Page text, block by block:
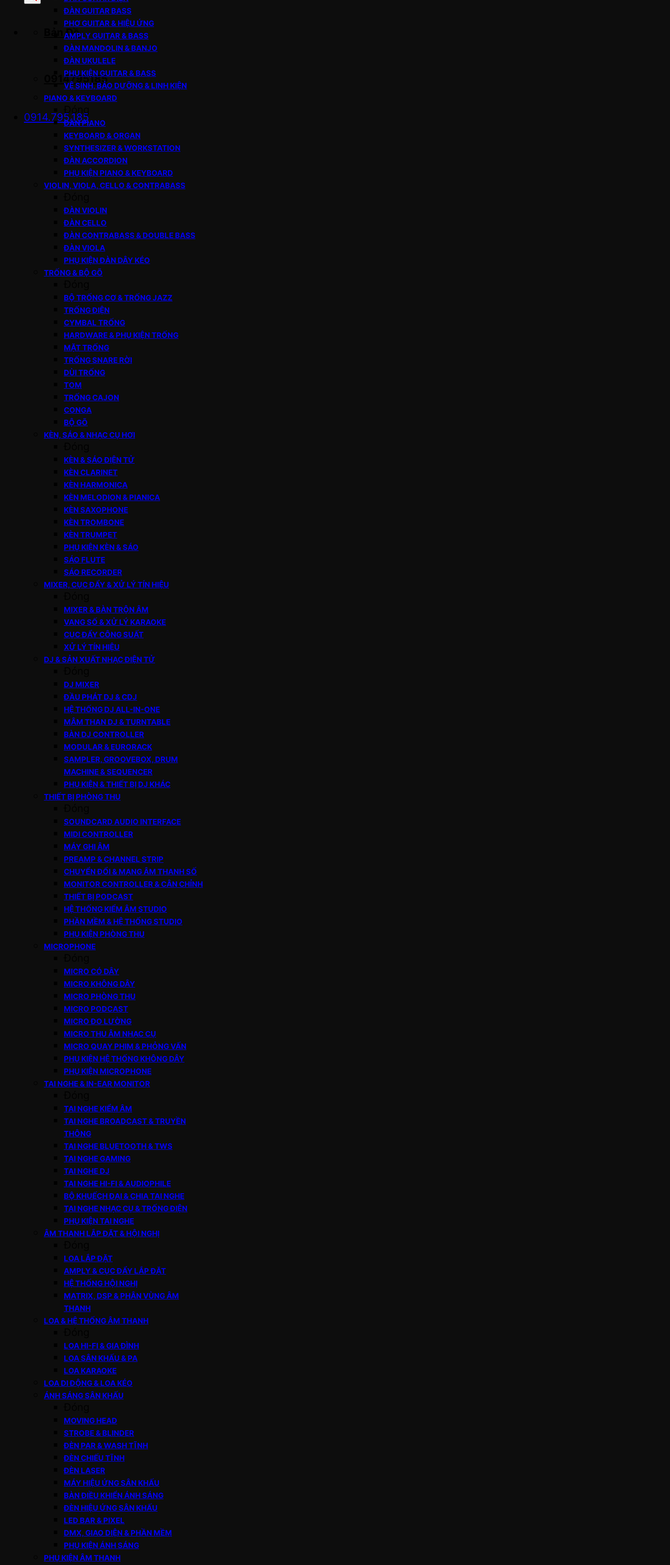
Bản Đồ
0914795185
0914.795.185
ĐÀN GUITAR BASS
PHƠ GUITAR & HIỆU ỨNG
AMPLY GUITAR & BASS
ĐÀN MANDOLIN & BANJO
ĐÀN UKULELE
PHỤ KIỆN GUITAR & BASS
VỆ SINH, BẢO DƯỠNG & LINH KIỆN
PIANO & KEYBOARD
ĐÀN PIANO
KEYBOARD & ORGAN
SYNTHESIZER & WORKSTATION
ĐÀN ACCORDION
PHỤ KIỆN PIANO & KEYBOARD
VIOLIN, VIOLA, CELLO & CONTRABASS
ĐÀN VIOLIN
ĐÀN CELLO
ĐÀN CONTRABASS & DOUBLE BASS
ĐÀN VIOLA
PHỤ KIỆN ĐÀN DÂY KÉO
TRỐNG & BỘ GÕ
BỘ TRỐNG CƠ & TRỐNG JAZZ
TRỐNG ĐIỆN
CYMBAL TRỐNG
HARDWARE & PHỤ KIỆN TRỐNG
MẶT TRỐNG
TRỐNG SNARE RỜI
DÙI TRỐNG
TOM
TRỐNG CAJON
CONGA
BỘ GÕ
KÈN, SÁO & NHẠC CỤ HƠI
KÈN & SÁO ĐIỆN TỬ
KÈN CLARINET
KÈN HARMONICA
KÈN MELODION & PIANICA
KÈN SAXOPHONE
KÈN TROMBONE
KÈN TRUMPET
PHỤ KIỆN KÈN & SÁO
SÁO FLUTE
SÁO RECORDER
MIXER, CỤC ĐẨY & XỬ LÝ TÍN HIỆU
MIXER & BÀN TRỘN ÂM
VANG SỐ & XỬ LÝ KARAOKE
CỤC ĐẨY CÔNG SUẤT
XỬ LÝ TÍN HIỆU
DJ & SẢN XUẤT NHẠC ĐIỆN TỬ
DJ MIXER
ĐẦU PHÁT DJ & CDJ
HỆ THỐNG DJ ALL-IN-ONE
MÂM THAN DJ & TURNTABLE
BÀN DJ CONTROLLER
MODULAR & EURORACK
SAMPLER, GROOVEBOX, DRUM
MACHINE & SEQUENCER
PHỤ KIỆN & THIẾT BỊ DJ KHÁC
THIẾT BỊ PHÒNG THU
SOUNDCARD AUDIO INTERFACE
MIDI CONTROLLER
MÁY GHI ÂM
PREAMP & CHANNEL STRIP
CHUYỂN ĐỔI & MẠNG ÂM THANH SỐ
MONITOR CONTROLLER & CÂN CHỈNH
THIẾT BỊ PODCAST
HỆ THỐNG KIỂM ÂM STUDIO
PHẦN MỀM & HỆ THỐNG STUDIO
PHỤ KIỆN PHÒNG THU
MICROPHONE
MICRO CÓ DÂY
MICRO KHÔNG DÂY
MICRO PHÒNG THU
MICRO PODCAST
MICRO ĐO LƯỜNG
MICRO THU ÂM NHẠC CỤ
MICRO QUAY PHIM & PHỎNG VẤN
PHỤ KIỆN HỆ THỐNG KHÔNG DÂY
PHỤ KIỆN MICROPHONE
TAI NGHE & IN-EAR MONITOR
TAI NGHE KIỂM ÂM
TAI NGHE BROADCAST & TRUYỀN
THÔNG
TAI NGHE BLUETOOTH & TWS
TAI NGHE GAMING
TAI NGHE DJ
TAI NGHE HI-FI & AUDIOPHILE
BỘ KHUẾCH ĐẠI & CHIA TAI NGHE
TAI NGHE NHẠC CỤ & TRỐNG ĐIỆN
PHỤ KIỆN TAI NGHE
ÂM THANH LẮP ĐẶT & HỘI NGHỊ
LOA LẮP ĐẶT
AMPLY & CỤC ĐẨY LẮP ĐẶT
HỆ THỐNG HỘI NGHỊ
MATRIX, DSP & PHÂN VÙNG ÂM
THANH
LOA & HỆ THỐNG ÂM THANH
LOA HI-FI & GIA ĐÌNH
LOA SÂN KHẤU & PA
LOA KARAOKE
LOA DI ĐỘNG & LOA KÉO
ÁNH SÁNG SÂN KHẤU
MOVING HEAD
STROBE & BLINDER
ĐÈN PAR & WASH TĨNH
ĐÈN CHIẾU TĨNH
ĐÈN LASER
MÁY HIỆU ỨNG SÂN KHẤU
BÀN ĐIỀU KHIỂN ÁNH SÁNG
ĐÈN HIỆU ỨNG SÂN KHẤU
LED BAR & PIXEL
DMX, GIAO DIỆN & PHẦN MỀM
PHỤ KIỆN ÁNH SÁNG
PHỤ KIỆN ÂM THANH